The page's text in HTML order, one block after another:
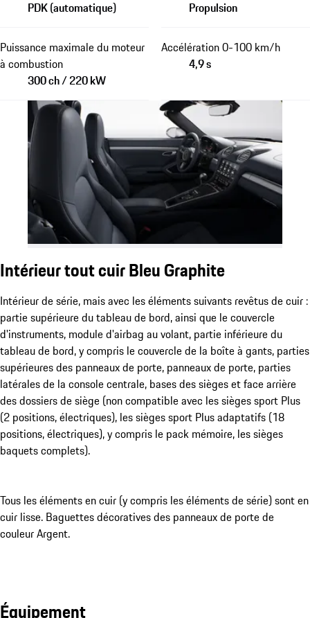
PDK (automatique) Propulsion
Puissance maximale du moteur
à combustion
300 ch / 220 kW
Accélération 0-100 km/h
4,9 s
Intérieur tout cuir Bleu Graphite
Intérieur de série, mais avec les éléments suivants revêtus de cuir :
partie supérieure du tableau de bord, ainsi que le couvercle
d'instruments, module d'airbag au volant, partie inférieure du
tableau de bord, y compris le couvercle de la boîte à gants, parties
supérieures des panneaux de porte, panneaux de porte, parties
latérales de la console centrale, bases des sièges et face arrière
des dossiers de siège (non compatible avec les sièges sport Plus
(2 positions, électriques), les sièges sport Plus adaptatifs (18
positions, électriques), y compris le pack mémoire, les sièges
baquets complets).
Tous les éléments en cuir (y compris les éléments de série) sont en
cuir lisse. Baguettes décoratives des panneaux de porte de
couleur Argent.
Équipement